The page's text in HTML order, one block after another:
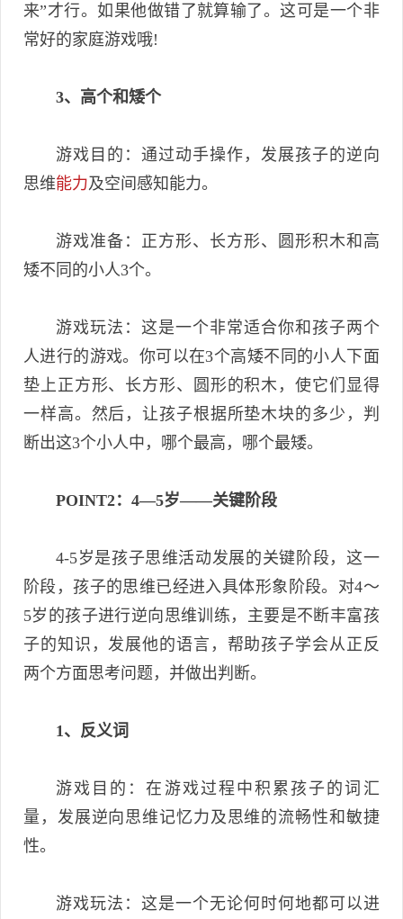
来”才行。如果他做错了就算输了。这可是一个非
常好的家庭游戏哦!
3、高个和矮个
游戏目的：通过动手操作，发展孩子的逆向
思维能力及空间感知能力。
游戏准备：正方形、长方形、圆形积木和高
矮不同的小人3个。
游戏玩法：这是一个非常适合你和孩子两个
人进行的游戏。你可以在3个高矮不同的小人下面
垫上正方形、长方形、圆形的积木，使它们显得
一样高。然后，让孩子根据所垫木块的多少，判
断出这3个小人中，哪个最高，哪个最矮。
POINT2：4—5岁——关键阶段
4-5岁是孩子思维活动发展的关键阶段，这一
阶段，孩子的思维已经进入具体形象阶段。对4～
5岁的孩子进行逆向思维训练，主要是不断丰富孩
子的知识，发展他的语言，帮助孩子学会从正反
两个方面思考问题，并做出判断。
1、反义词
游戏目的：在游戏过程中积累孩子的词汇
量，发展逆向思维记忆力及思维的流畅性和敏捷
性。
游戏玩法：这是一个无论何时何地都可以进